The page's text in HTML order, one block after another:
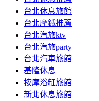
台北休息旅館
台北摩鐵推薦
台北汽旅ktv
台北汽旅party
台北汽車旅館
基隆休息
按摩浴缸旅館
新北休息旅館